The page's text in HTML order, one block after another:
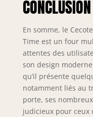
CONCLUSION
En somme, le
Time est un four
attentes des
son design
qu’il présente
notamment liés au
porte, ses
judicieux pour